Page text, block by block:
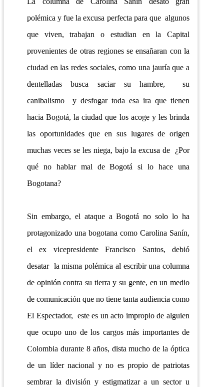
polémica y fue la excusa perfecta para que algunos
que viven, trabajan o estudian en la Capital
provenientes de otras regiones se ensañaran con la
ciudad en las redes sociales, como una jauría que a
dentelladas busca saciar su hambre, su
canibalismo y desfogar toda esa ira que tienen
hacia Bogotá, la ciudad que los acoge y les brinda
las oportunidades que en sus lugares de origen
muchas veces se les niega, bajo la excusa de ¿Por
qué no hablar mal de Bogotá si lo hace una
Bogotana?
Sin embargo, el ataque a Bogotá no solo lo ha
protagonizado una bogotana como Carolina Sanín,
el ex vicepresidente Francisco Santos, debió
desatar la misma polémica al escribir una columna
de opinión contra su tierra y su gente, en un medio
de comunicación que no tiene tanta audiencia como
El Espectador, este es un acto impropio de alguien
que ocupo uno de los cargos más importantes de
Colombia durante 8 años, dista mucho de la óptica
de un líder nacional y no es propio de patriotas
sembrar la división y estigmatizar a un sector u